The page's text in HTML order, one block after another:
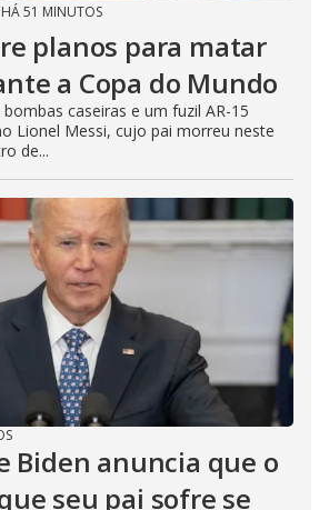
HÁ 51 MINUTOS
planos para matar
a Copa do Mundo
caseiras e um fuzil AR-15
Lionel Messi, cujo pai morreu neste
de...
Biden anuncia que o
seu pai sofre se